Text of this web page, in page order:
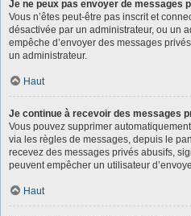
Je ne peux pas envoyer de messages
Vous n’êtes peut-être pas inscrit et
désactivée par un administrateur, ou un
empêche d’envoyer des messages
un administrateur.
Haut
Je continue à recevoir des messages
Vous pouvez supprimer
via les règles de messages, depuis le
recevez des messages privés abusifs,
peuvent empêcher un utilisateur
Haut